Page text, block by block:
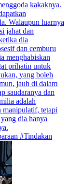
kakaknya.
Walaupun luarnya
jahat dan
dia
dan cemburu
menghabiskan
prihatin untuk
yang boleh
jauh di dalam
saudaranya dan
adalah
manipulatif, tetapi
dia hanya
#Tindakan